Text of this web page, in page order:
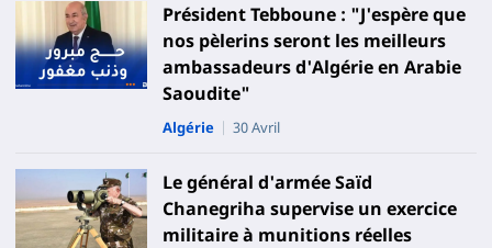
Président Tebboune : "J'espère que
nos pèlerins seront les meilleurs
ambassadeurs d'Algérie en Arabie
Saoudite"
Algérie 30 Avril
Le général d'armée Saïd
Chanegriha supervise un exercice
militaire à munitions réelles